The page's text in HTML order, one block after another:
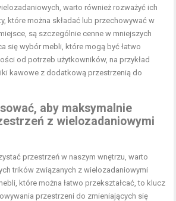
warto również rozważyć ich
które można składać lub przechowywać w
są szczególnie cenne w mniejszych
się wybór mebli, które mogą być łatwo
od potrzeb użytkowników, na przykład
kawowe z dodatkową przestrzenią do
aby maksymalnie
z wielozadaniowymi
przestrzeń w naszym wnętrzu, warto
trików związanych z wielozadaniowymi
które można łatwo przekształcać, to klucz
przestrzeni do zmieniających się